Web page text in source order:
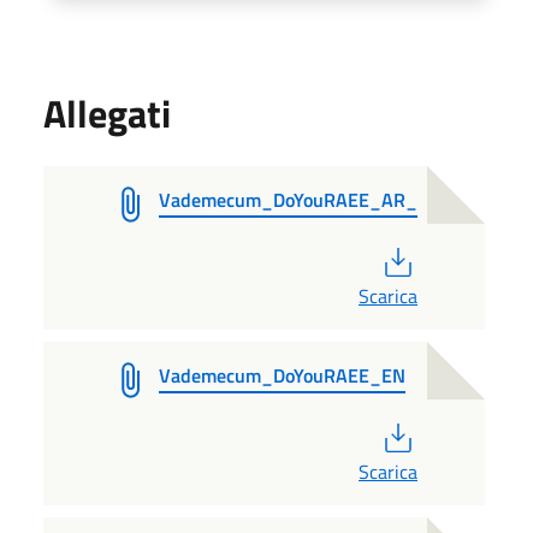
Allegati
Vademecum_DoYouRAEE_AR_
Scarica
Vademecum_DoYouRAEE_EN
Scarica